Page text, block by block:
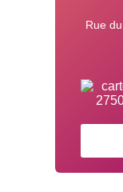
Rue